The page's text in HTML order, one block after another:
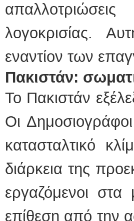
λογοκρισίας.
εναντίον των
Πακιστάν:
Το Πακιστάν
Οι
κατασταλτικό
διάρκεια της
εργαζόμενοι
επίθεση από την